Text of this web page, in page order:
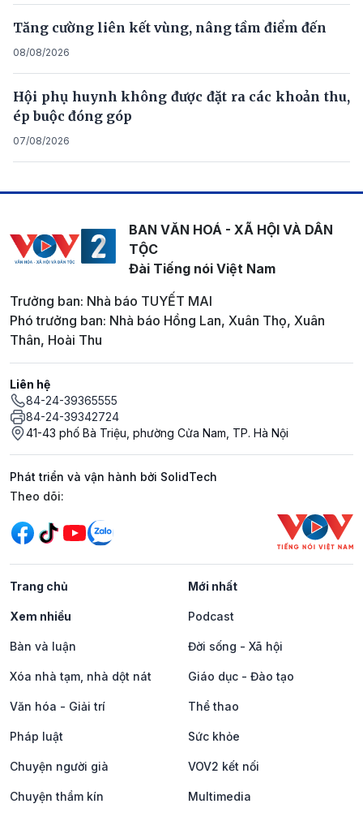
Tăng cường liên kết vùng, nâng tầm điểm đến
08/08/2026
Hội phụ huynh không được đặt ra các khoản thu,
ép buộc đóng góp
07/08/2026
BAN VĂN HOÁ - XÃ HỘI VÀ DÂN
TỘC
Đài Tiếng nói Việt Nam
Trưởng ban: Nhà báo TUYẾT MAI
Phó trưởng ban: Nhà báo Hồng Lan, Xuân Thọ, Xuân
Thân, Hoài Thu
Liên hệ
84-24-39365555
84-24-39342724
41-43 phố Bà Triệu, phường Cửa Nam, TP. Hà Nội
Phát triển và vận hành bởi SolidTech
Mạng xã hội
Theo dõi:
Trang chủ Mới nhất
Xem nhiều Podcast
Bàn và luận Đời sống - Xã hội
Xóa nhà tạm, nhà dột nát Giáo dục - Đào tạo
Văn hóa - Giải trí Thể thao
Pháp luật Sức khỏe
Chuyện người già VOV2 kết nối
Chuyện thầm kín Multimedia